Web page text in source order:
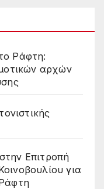
Ράφτη:
αρχών
Επιτροπή
για